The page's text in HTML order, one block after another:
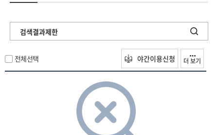
검색결과제한
전체선택 야간이용신청 더 보기